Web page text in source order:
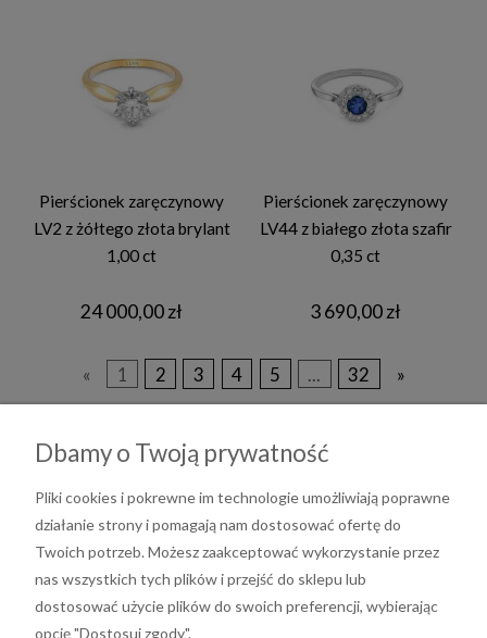
Pierścionek zaręczynowy
LV2 z żółtego złota brylant
1,00 ct
24 000,00 zł
Pierścionek zaręczynowy
LV44 z białego złota szafir
0,35 ct
3 690,00 zł
« 1 2 3 4 5 ... 32 »
Dbamy o Twoją prywatność
Pliki cookies i pokrewne im technologie umożliwiają poprawne
działanie strony i pomagają nam dostosować ofertę do
Twoich potrzeb. Możesz zaakceptować wykorzystanie przez
nas wszystkich tych plików i przejść do sklepu lub
dostosować użycie plików do swoich preferencji, wybierając
opcję "Dostosuj zgody".